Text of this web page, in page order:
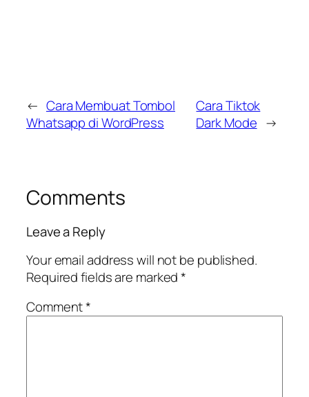
← Cara Membuat Tombol
Whatsapp di WordPress
Cara Tiktok
Dark Mode →
Comments
Leave a Reply
Your email address will not be published.
Required fields are marked*
Comment*